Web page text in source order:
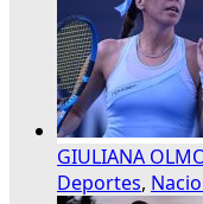
GIULIANA
Deportes,